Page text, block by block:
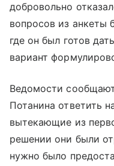
добровольно
вопросов из анкеты
где он был готов
вариант
Ведомости
Потанина ответить
вытекающие из
решении они были
нужно было